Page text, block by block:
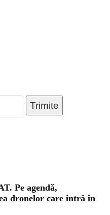
Trimite
Pe agendă,
dronelor care intră în